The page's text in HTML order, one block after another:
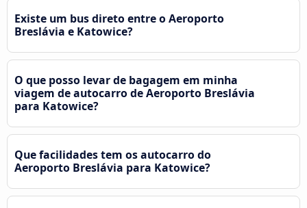
Existe um bus direto entre o Aeroporto
Breslávia e Katowice?
O que posso levar de bagagem em minha
viagem de autocarro de Aeroporto Breslávia
para Katowice?
Que facilidades tem os autocarro do
Aeroporto Breslávia para Katowice?